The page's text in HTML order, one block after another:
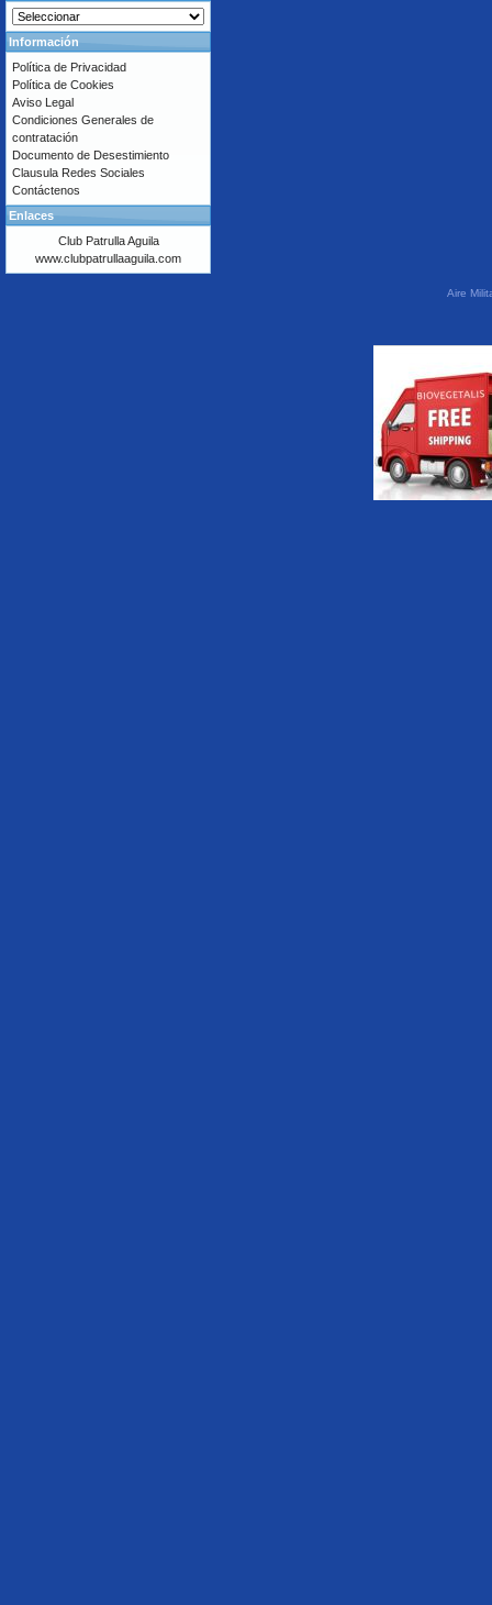
Información
Política de Privacidad
Política de Cookies
Aviso Legal
Condiciones Generales de
contratación
Documento de Desestimiento
Clausula Redes Sociales
Contáctenos
Enlaces
Club Patrulla Aguila
www.clubpatrullaaguila.com
Aire